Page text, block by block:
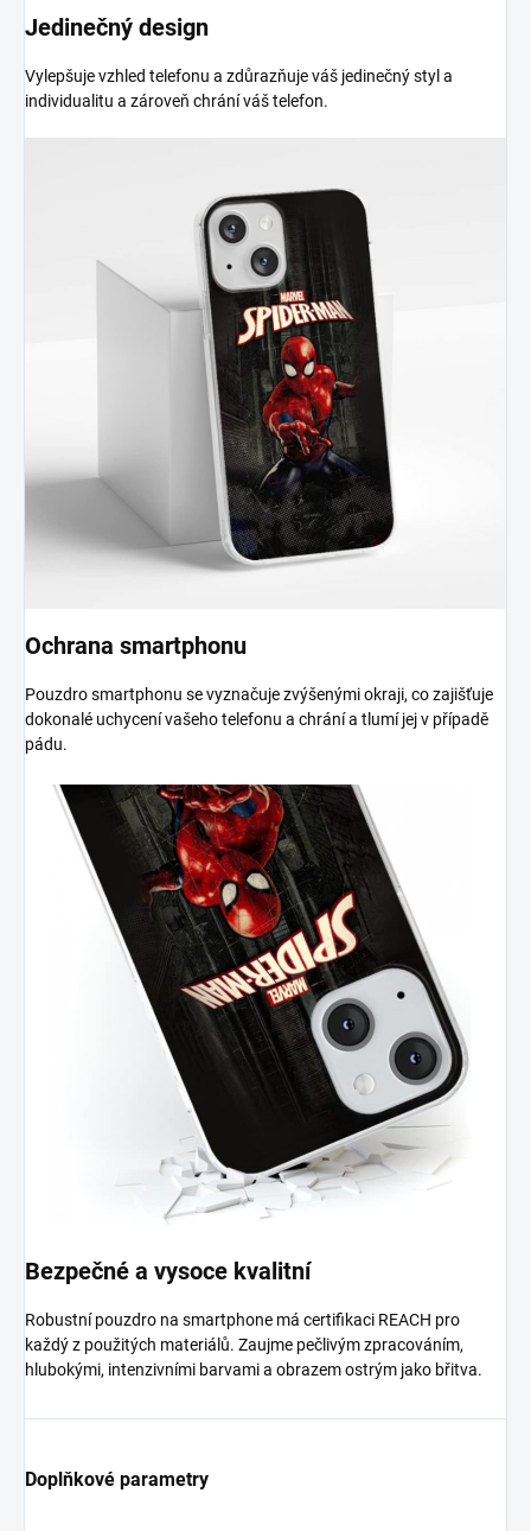
Jedinečný design
Vylepšuje vzhled telefonu a zdůrazňuje váš jedinečný styl a
individualitu a zároveň chrání váš telefon.
Ochrana smartphonu
Pouzdro smartphonu se vyznačuje zvýšenými okraji, co zajišťuje
dokonalé uchycení vašeho telefonu a chrání a tlumí jej v případě
pádu.
Bezpečné a vysoce kvalitní
Robustní pouzdro na smartphone má certifikaci REACH pro
každý z použitých materiálů. Zaujme pečlivým zpracováním,
hlubokými, intenzivními barvami a obrazem ostrým jako břitva.
Doplňkové parametry